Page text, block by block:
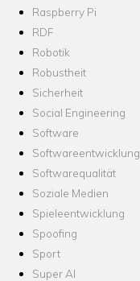
Raspberry Pi
RDF
Robotik
Robustheit
Sicherheit
Social Engineering
Software
Softwareentwicklung
Softwarequalität
Soziale Medien
Spieleentwicklung
Spoofing
Sport
Super AI